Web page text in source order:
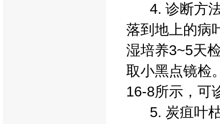
4. 诊断方法
落到地上的病
湿培养3~5天
取小黑点镜检
16-8所示，可
5. 炭疽叶枯